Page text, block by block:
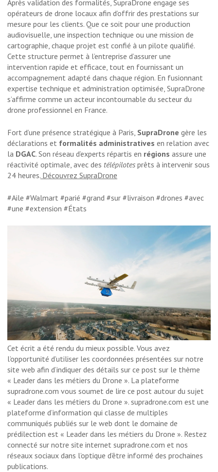
Après validation des formalités, SupraDrone engage ses
opérateurs de drone locaux afin d’offrir des prestations sur
mesure pour les clients. Que ce soit pour une production
audiovisuelle, une inspection technique ou une mission de
cartographie, chaque projet est confié à un pilote qualifié.
Cette structure permet à l’entreprise d’assurer une
intervention rapide et efficace, tout en fournissant un
accompagnement adapté dans chaque région. En fusionnant
expertise technique et administration optimisée, SupraDrone
s’affirme comme un acteur incontournable du secteur du
drone professionnel en France.
Fort d’une présence stratégique à Paris, SupraDrone gère les
déclarations et formalités administratives en relation avec
la DGAC. Son réseau d’experts répartis en régions assure une
réactivité optimale, avec des télépilotes prêts à intervenir sous
24 heures. Découvrez SupraDrone
#Aile #Walmart #parié #grand #sur #livraison #drones #avec
#une #extension #États
Cet écrit a été rendu du mieux possible. Vous avez
l’opportunité d’utiliser les coordonnées présentées sur notre
site web afin d’indiquer des détails sur ce post sur le thème
« Leader dans les métiers du Drone ». La plateforme
supradrone.com vous soumet de lire ce post autour du sujet
« Leader dans les métiers du Drone ». supradrone.com est une
plateforme d’information qui classe de multiples
communiqués publiés sur le web dont le domaine de
prédilection est « Leader dans les métiers du Drone ». Restez
connecté sur notre site internet supradrone.com et nos
réseaux sociaux dans l’optique d’être informé des prochaines
publications.